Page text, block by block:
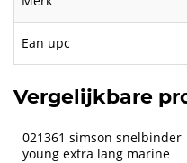
Ean upc
Vergelijkbare
021361 simson snelbinder
young extra lang marine